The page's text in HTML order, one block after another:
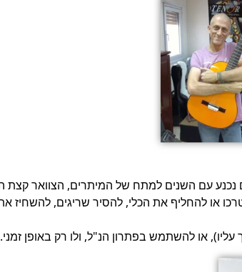
או להשתמש בפתרון הנ"ל, ולו רק באופן זמני.